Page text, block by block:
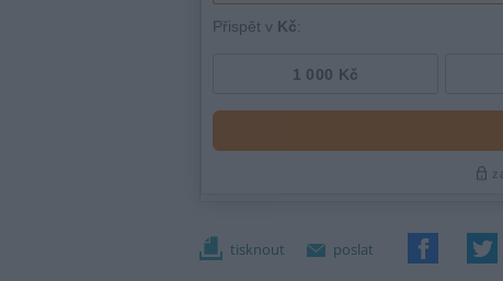
tisknout poslat